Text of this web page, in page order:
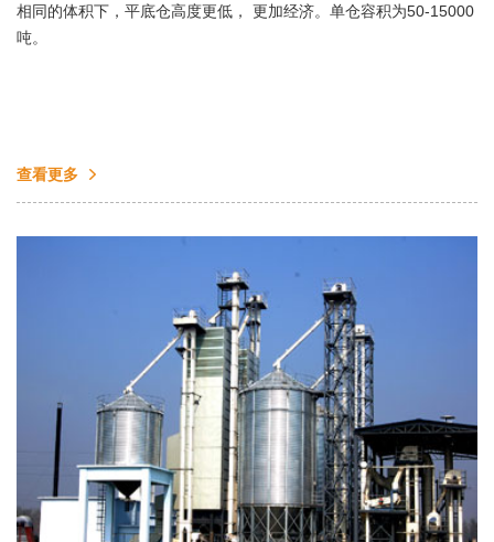
相同的体积下，平底仓高度更低， 更加经济。单仓容积为50-15000
吨。
查看更多